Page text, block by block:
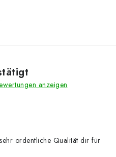
anzeigen
ordentliche Qualität dir für